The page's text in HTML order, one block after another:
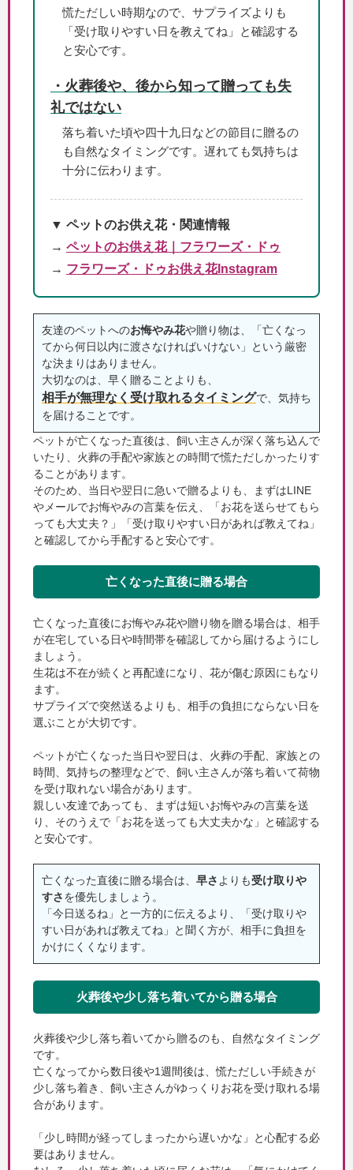
慌ただしい時期なので、サプライズよりも
「受け取りやすい日を教えてね」と確認する
と安心です。
・火葬後や、後から知って贈っても失
礼ではない
落ち着いた頃や四十九日などの節目に贈るの
も自然なタイミングです。遅れても気持ちは
十分に伝わります。
▼ ペットのお供え花・関連情報
→ ペットのお供え花｜フラワーズ・ドゥ
→ フラワーズ・ドゥお供え花Instagram
友達のペットへのお悔やみ花や贈り物は、「亡くなっ
てから何日以内に渡さなければいけない」という厳密
な決まりはありません。
大切なのは、早く贈ることよりも、
相手が無理なく受け取れるタイミングで、気持ち
を届けることです。
ペットが亡くなった直後は、飼い主さんが深く落ち込んで
いたり、火葬の手配や家族との時間で慌ただしかったりす
ることがあります。
そのため、当日や翌日に急いで贈るよりも、まずはLINE
やメールでお悔やみの言葉を伝え、「お花を送らせてもら
っても大丈夫？」「受け取りやすい日があれば教えてね」
と確認してから手配すると安心です。
亡くなった直後に贈る場合
亡くなった直後にお悔やみ花や贈り物を贈る場合は、相手
が在宅している日や時間帯を確認してから届けるようにし
ましょう。
生花は不在が続くと再配達になり、花が傷む原因にもなり
ます。
サプライズで突然送るよりも、相手の負担にならない日を
選ぶことが大切です。
ペットが亡くなった当日や翌日は、火葬の手配、家族との
時間、気持ちの整理などで、飼い主さんが落ち着いて荷物
を受け取れない場合があります。
親しい友達であっても、まずは短いお悔やみの言葉を送
り、そのうえで「お花を送っても大丈夫かな」と確認する
と安心です。
亡くなった直後に贈る場合は、 早さよりも受け取りや
すさを優先しましょう。
「今日送るね」と一方的に伝えるより、「受け取りや
すい日があれば教えてね」と聞く方が、相手に負担を
かけにくくなります。
火葬後や少し落ち着いてから贈る場合
火葬後や少し落ち着いてから贈るのも、自然なタイミング
です。
亡くなってから数日後や1週間後は、慌ただしい手続きが
少し落ち着き、飼い主さんがゆっくりお花を受け取れる場
合があります。
「少し時間が経ってしまったから遅いかな」と心配する必
要はありません。